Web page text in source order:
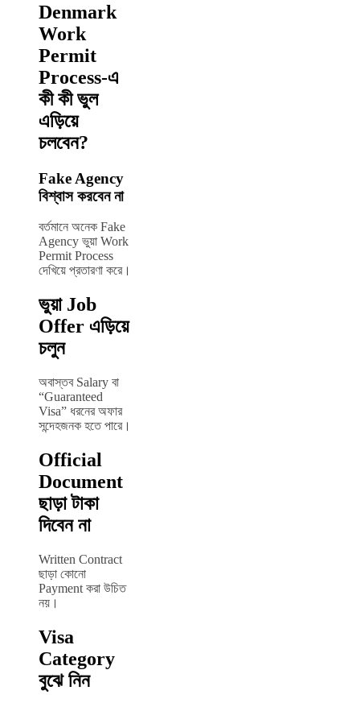
Denmark
Work
Permit
Process-এ
কী কী ভুল
এড়িয়ে
চলবেন?
Fake Agency
বিশ্বাস করবেন না
বর্তমানে অনেক Fake
Agency ভুয়া Work
Permit Process
দেখিয়ে প্রতারণা করে।
ভুয়া Job
Offer এড়িয়ে
চলুন
অবাস্তব Salary বা
“Guaranteed
Visa” ধরনের অফার
সন্দেহজনক হতে পারে।
Official
Document
ছাড়া টাকা
দিবেন না
Written Contract
ছাড়া কোনো
Payment করা উচিত
নয়।
Visa
Category
বুঝে নিন